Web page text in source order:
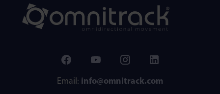
Email: info@omnitrack.com